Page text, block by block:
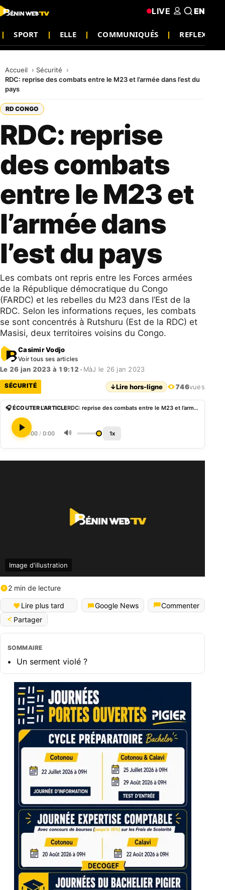
SPORT ELLE COMMUNIQUÉS REFLEXION
LIVE EN
Accueil
Sécurité
RDC: reprise des combats entre le M23 et l’armée dans l’est du
pays
RD CONGO
RDC: reprise
des combats
entre le M23 et
l’armée dans
l’est du pays
Les combats ont repris entre les Forces armées
de la République démocratique du Congo
(FARDC) et les rebelles du M23 dans l’Est de la
RDC. Selon les informations reçues, les combats
se sont concentrés à Rutshuru (Est de la RDC) et
Masisi, deux territoires voisins du Congo.
Casimir Vodjo
Voir tous ses articles
Le 26 jan 2023 à 19:12 • MàJ le 26 jan 2023
SÉCURITÉ ↓Lire hors-ligne 746vues
🎧 ÉCOUTER L'ARTICLE RDC: reprise des combats entre le M23 et l’armée dans l’est du pays
0:00 / 0:00 🔊 1x
Image d'illustration
2 min de lecture
Lire plus tard Google News
Commenter
Partager
SOMMAIRE
Un serment violé ?